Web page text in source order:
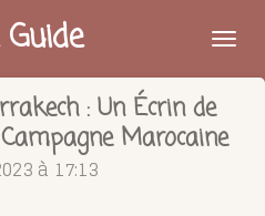
: Un Écrin de
Marocaine
à 17:13